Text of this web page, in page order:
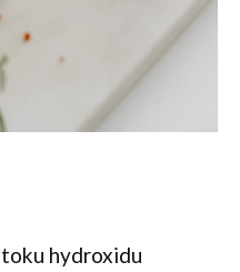
hydroxidu